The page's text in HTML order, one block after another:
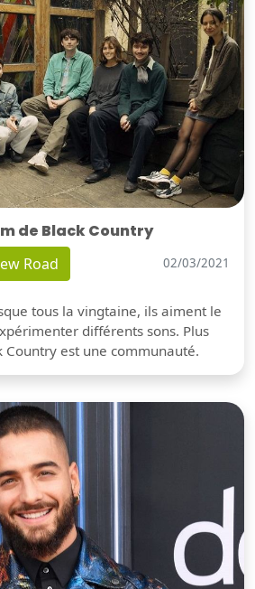
de Black Country
Road 02/03/2021
tous la vingtaine, ils aiment le
différents sons. Plus
Country est une communauté.